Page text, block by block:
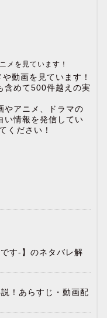
メを見ています！
動画を見ています！
含めて500件越えの実
やアニメ、ドラマの
い情報を発信してい
ください！
す-】のネタバレ解
！あらすじ・動画配